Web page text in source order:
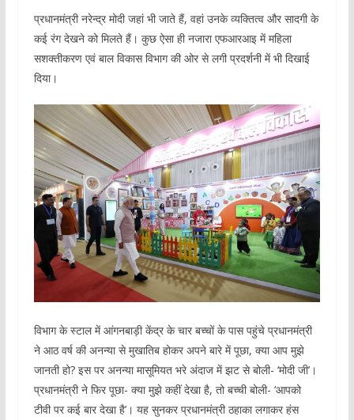
प्रधानमंत्री नरेन्द्र मोदी जहां भी जाते हैं, वहां उनके व्यक्तित्व और सादगी के
कई रंग देखने को मिलते हैं। कुछ ऐसा ही नजारा एफआरआइ में महिला
सशक्तीकरण एवं बाल विकास विभाग की ओर से लगी प्रदर्शनी में भी दिखाई
दिया।
विभाग के स्टाल में आंगनबाड़ी केंद्र के चार बच्चों के पास पहुंचे प्रधानमंत्री
ने आठ वर्ष की अनन्या से मुखातिब होकर अपने बारे में पूछा, क्या आप मुझे
जानती हो? इस पर अनन्या मासूमियत भरे अंदाज में झट से बोली- ‘मोदी जी’।
प्रधानमंत्री ने फिर पूछा- क्या मुझे कहीं देखा है, तो बच्ची बोली- ‘आपको
टीवी पर कई बार देखा है’। यह सुनकर प्रधानमंत्री ठहाका लगाकर हंस